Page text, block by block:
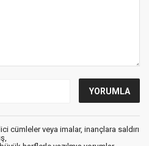
cümleler veya imalar, inançlara saldırı